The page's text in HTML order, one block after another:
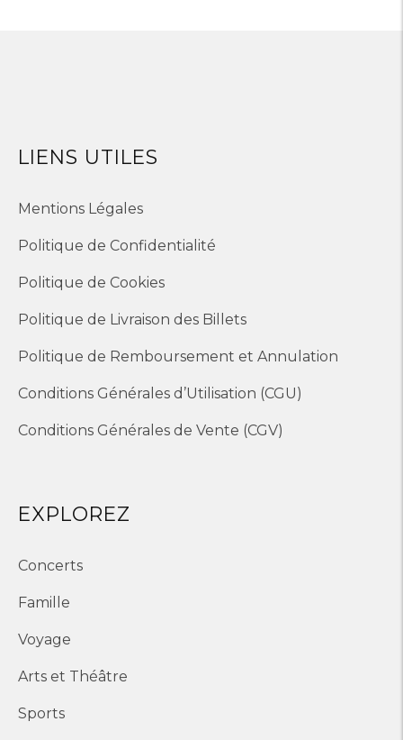
LIENS UTILES
Mentions Légales
Politique de Confidentialité
Politique de Cookies
Politique de Livraison des Billets
Politique de Remboursement et Annulation
Conditions Générales d’Utilisation (CGU)
Conditions Générales de Vente (CGV)
EXPLOREZ
Concerts
Famille
Voyage
Arts et Théâtre
Sports